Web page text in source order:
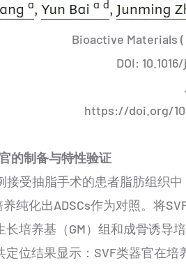
Bioactive Materials
DOI:
https://doi.org/
的制备与特性验证
接受抽脂手术的患者脂肪组织
纯化出ADSCs作为对照。将
培养基（GM）组和成骨诱导
定位结果显示：SVF类器官在培